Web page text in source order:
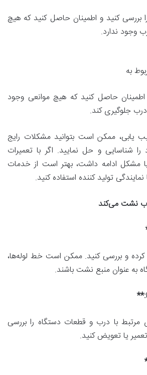
بررسی کنید و اطمینان حاصل کنید که هیچ
وجود ندارد.
به
حاصل کنید که هیچ موانعی وجود
جلوگیری کند.
یابی، ممکن است بتوانید مشکلات رایج
شناسایی و حل نمایید. اگر با تعمیرات
مشکل ادامه داشت، بهتر است از خدمات
تولید کننده استفاده کنید.
نشت می‌کند
و بررسی کنید. ممکن است خط لوله‌ها،
به عنوان منبع نشت باشند.
مرتبط با درب و قطعات دستگاه را بررسی
یا تعویض کنید.